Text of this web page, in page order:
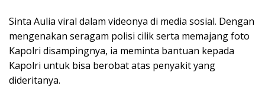
Sinta Aulia viral dalam videonya di media sosial. Dengan
mengenakan seragam polisi cilik serta memajang foto
Kapolri disampingnya, ia meminta bantuan kepada
Kapolri untuk bisa berobat atas penyakit yang
dideritanya.